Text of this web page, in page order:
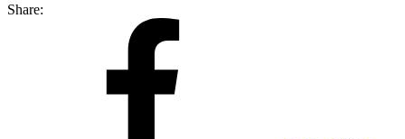
Share: